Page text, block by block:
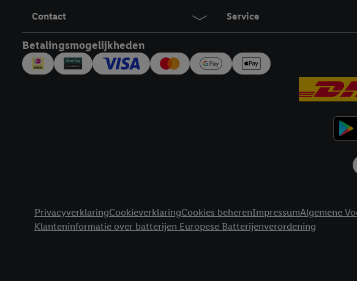
Contact Service
Betalingsmogelijkheden
PrivacyverklaringCookieverklaringCookies beherenImpressumAlgemene
Klanteninformatie over batterijen Europese Batterijenverordening
trekken, vind je in onze